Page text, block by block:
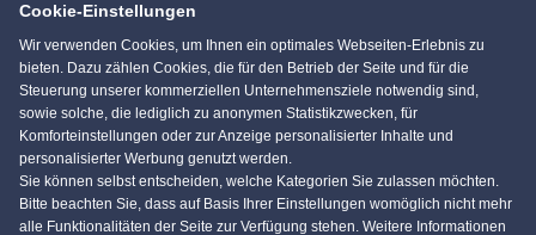
Cookie-Einstellungen
Wir verwenden Cookies, um Ihnen ein optimales Webseiten-Erlebnis zu
bieten. Dazu zählen Cookies, die für den Betrieb der Seite und für die
Steuerung unserer kommerziellen Unternehmensziele notwendig sind,
sowie solche, die lediglich zu anonymen Statistikzwecken, für
Komforteinstellungen oder zur Anzeige personalisierter Inhalte und
personalisierter Werbung genutzt werden.
Sie können selbst entscheiden, welche Kategorien Sie zulassen möchten.
Bitte beachten Sie, dass auf Basis Ihrer Einstellungen womöglich nicht mehr
alle Funktionalitäten der Seite zur Verfügung stehen. Weitere Informationen